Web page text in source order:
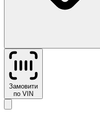
Замовити
по VIN